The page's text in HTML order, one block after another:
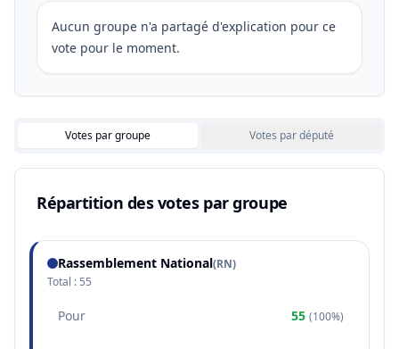
Aucun groupe n'a partagé d'explication pour ce
vote pour le moment.
Votes par groupe Votes par député
Répartition des votes par groupe
Rassemblement National(RN)
Total : 55
Pour 55 (100%)